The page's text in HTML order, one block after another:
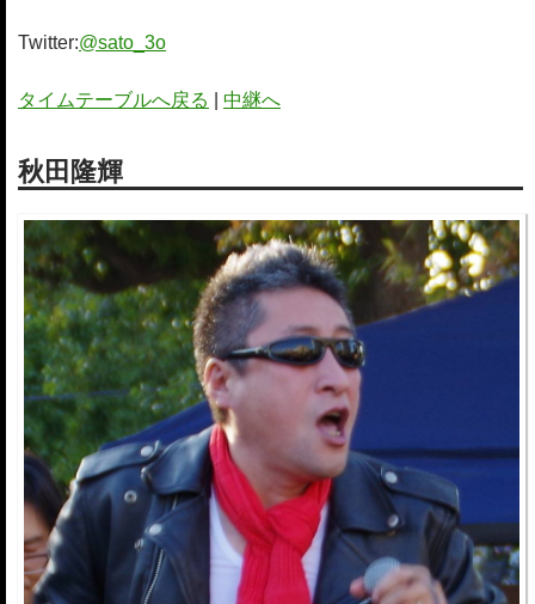
Twitter:@sato_3o
タイムテーブルへ戻る 中継へ
秋田隆輝